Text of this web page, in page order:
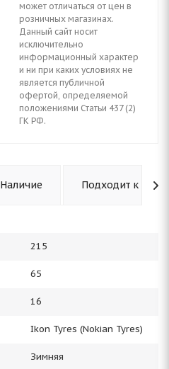
может отличаться от цен в
розничных магазинах.
Данный сайт носит
исключительно
информационный характер
и ни при каких условиях не
является публичной
офертой, определяемой
положениями Статьи 437 (2)
ГК РФ.
Наличие Подходит к авто
215
65
16
Ikon Tyres (Nokian Tyres)
Зимняя